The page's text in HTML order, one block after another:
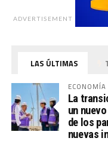
ADVERTISEMENT
LAS ÚLTIMAS
ECONOMÍA
La
un
de los
nuevas